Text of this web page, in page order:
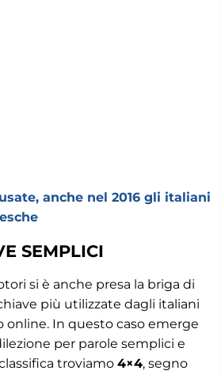
anche nel 2016 gli italiani
SEMPLICI
si è anche presa la briga di
più utilizzate dagli italiani
online. In questo caso emerge
per parole semplici e
troviamo 4×4, segno